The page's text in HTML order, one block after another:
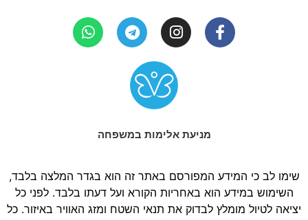
מניעת אלימות במשפחה
שימו לב כי המידע המפורסם באתר זה הוא בגדר המלצה בלבד,
השימוש במידע הוא באחריות הקורא ועל דעתו בלבד. לפני כל
יציאה לטיול מומלץ לבדוק את תנאי השטח ומזג האוויר באיזור. כל